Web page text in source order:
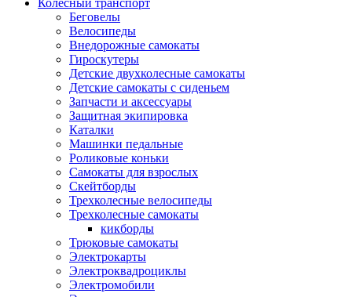
Колесный транспорт
Беговелы
Велосипеды
Внедорожные самокаты
Гироскутеры
Детские двухколесные самокаты
Детские самокаты с сиденьем
Запчасти и аксессуары
Защитная экипировка
Каталки
Машинки педальные
Роликовые коньки
Самокаты для взрослых
Скейтборды
Трехколесные велосипеды
Трехколесные самокаты
кикборды
Трюковые самокаты
Электрокарты
Электроквадроциклы
Электромобили